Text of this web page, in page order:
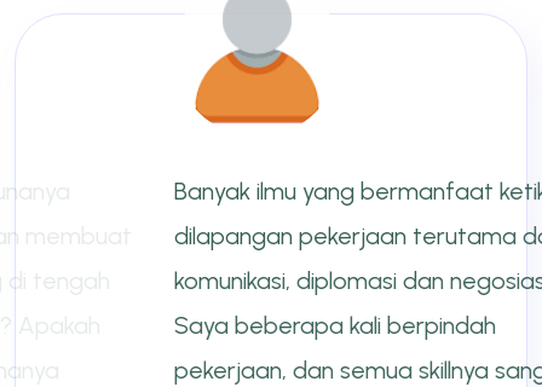
Banyak ilmu yang bermanfaat ketika
dilapangan pekerjaan terutama dalam
komunikasi, diplomasi dan negosiasi.
Saya beberapa kali berpindah
pekerjaan, dan semua skillnya sangat